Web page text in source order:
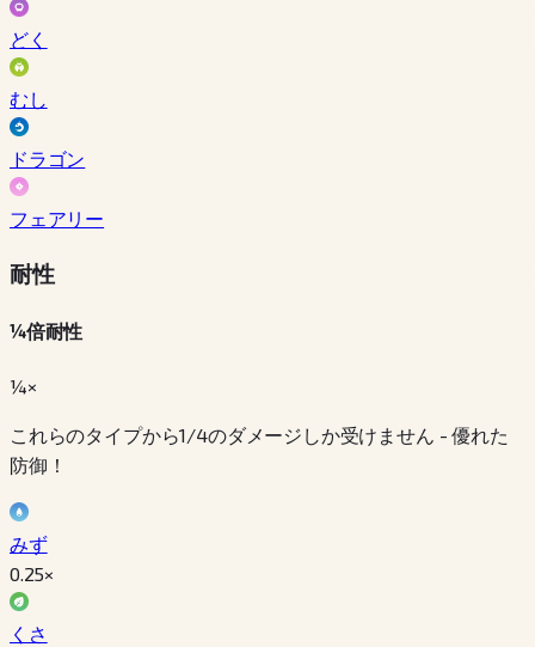
どく
むし
ドラゴン
フェアリー
耐性
¼倍耐性
¼×
これらのタイプから1/4のダメージしか受けません - 優れた
防御！
みず
0.25×
くさ